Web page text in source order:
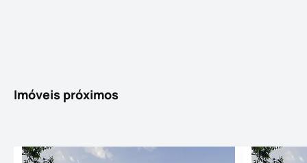
Imóveis próximos